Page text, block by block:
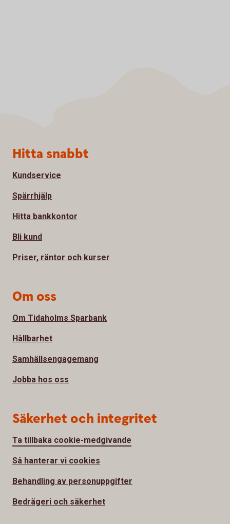
Sidfot
Hitta snabbt
Kundservice
Spärrhjälp
Hitta bankkontor
Bli kund
Priser, räntor och kurser
Om oss
Om Tidaholms Sparbank
Hållbarhet
Samhällsengagemang
Jobba hos oss
Säkerhet och integritet
Ta tillbaka cookie-medgivande
Så hanterar vi cookies
Behandling av personuppgifter
Bedrägeri och säkerhet